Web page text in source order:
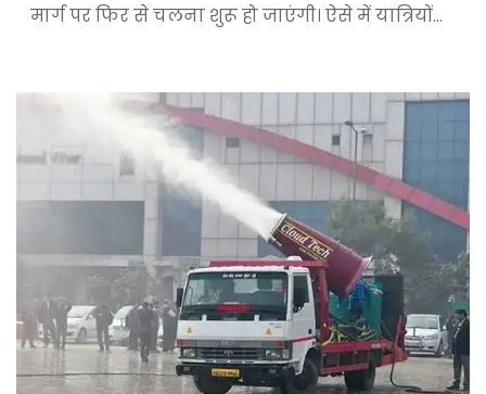
मार्ग पर फिर से चलना शुरू हो जाएंगी। ऐसे में यात्रियों…